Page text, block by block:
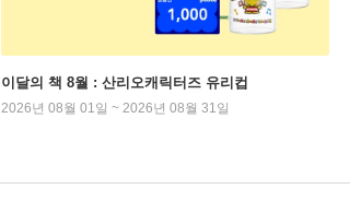
이달의 책 8월 : 산리오캐릭터즈 유리컵
2026년 08월 01일 ~ 2026년 08월 31일